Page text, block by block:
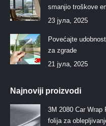
smanjio troškove
23 јула, 2025
Povećajte
za zgrade
21 јула, 2025
Najnoviji proizvodi
3M 2080 Car Wrap
folija za